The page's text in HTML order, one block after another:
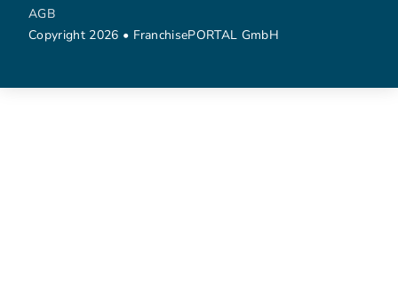
Copyright 2026 • FranchisePORTAL GmbH
AGB